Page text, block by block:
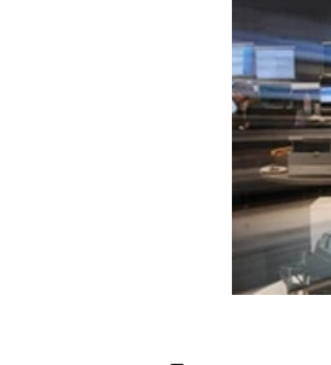
Folgen Sie uns
Kontakt